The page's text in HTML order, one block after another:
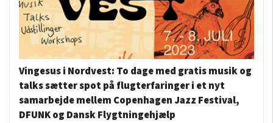
Vingesus i Nordvest: To dage med gratis musik og
talks sætter spot på flugterfaringer i et nyt
samarbejde mellem Copenhagen Jazz Festival,
DFUNK og Dansk Flygtningehjælp